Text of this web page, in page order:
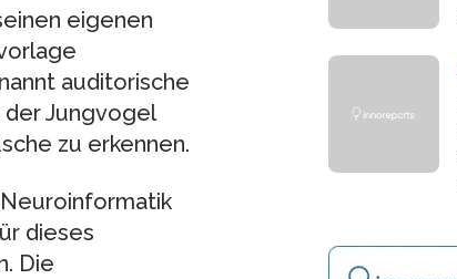
eigenen
auditorische
der Jungvogel
zu erkennen.
dieses
Die